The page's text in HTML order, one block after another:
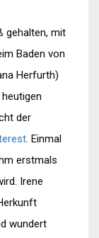
gehalten, mit
Baden von
Herfurth)
der
. Einmal
erstmals
Irene
wundert